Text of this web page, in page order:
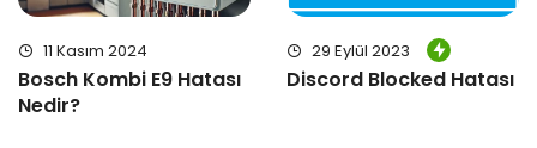
11 Kasım 2024
Bosch Kombi E9 Hatası
Nedir?
29 Eylül 2023
Discord Blocked Hatası